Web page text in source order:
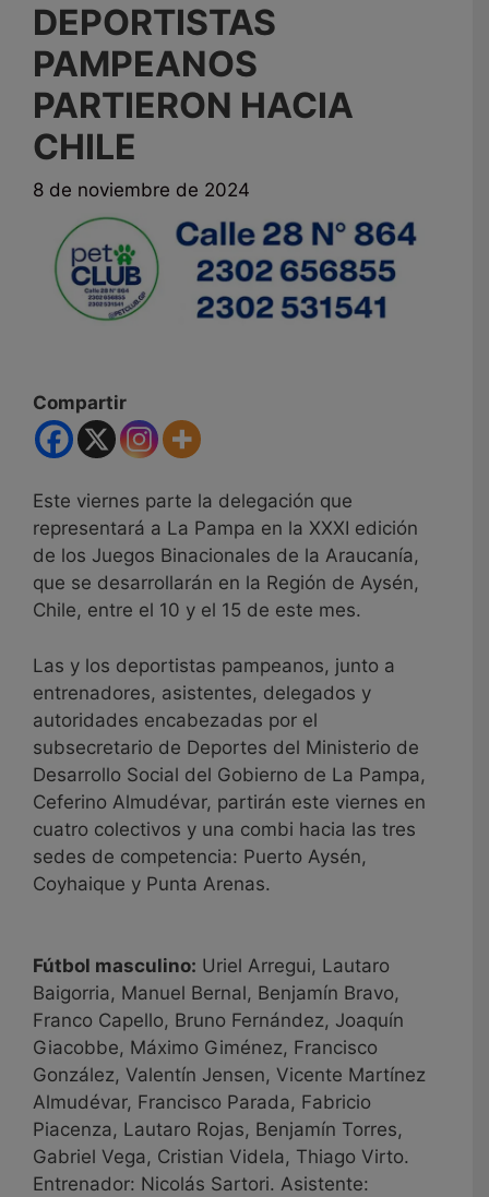
DEPORTISTAS
PAMPEANOS
PARTIERON HACIA
CHILE
8 de noviembre de 2024
Compartir
Este viernes parte la delegación que
representará a La Pampa en la XXXI edición
de los Juegos Binacionales de la Araucanía,
que se desarrollarán en la Región de Aysén,
Chile, entre el 10 y el 15 de este mes.
Las y los deportistas pampeanos, junto a
entrenadores, asistentes, delegados y
autoridades encabezadas por el
subsecretario de Deportes del Ministerio de
Desarrollo Social del Gobierno de La Pampa,
Ceferino Almudévar, partirán este viernes en
cuatro colectivos y una combi hacia las tres
sedes de competencia: Puerto Aysén,
Coyhaique y Punta Arenas.
Fútbol masculino: Uriel Arregui, Lautaro
Baigorria, Manuel Bernal, Benjamín Bravo,
Franco Capello, Bruno Fernández, Joaquín
Giacobbe, Máximo Giménez, Francisco
González, Valentín Jensen, Vicente Martínez
Almudévar, Francisco Parada, Fabricio
Piacenza, Lautaro Rojas, Benjamín Torres,
Gabriel Vega, Cristian Videla, Thiago Virto.
Entrenador: Nicolás Sartori. Asistente: